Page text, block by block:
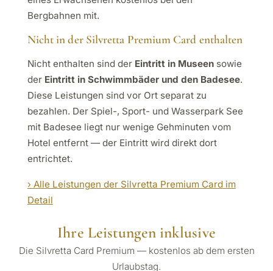
Bergbahnen mit.
Nicht in der Silvretta Premium Card enthalten
Nicht enthalten sind der Eintritt in Museensowie
der Eintritt in Schwimmbäder und den Badesee.
Diese Leistungen sind vor Ort separat zu
bezahlen. Der Spiel-, Sport- und Wasserpark See
mit Badesee liegt nur wenige Gehminuten vom
Hotel entfernt — der Eintritt wird direkt dort
entrichtet.
› Alle Leistungen der Silvretta Premium Card im
Detail
Ihre Leistungen inklusive
Die Silvretta Card Premium — kostenlos ab dem ersten
Urlaubstag.